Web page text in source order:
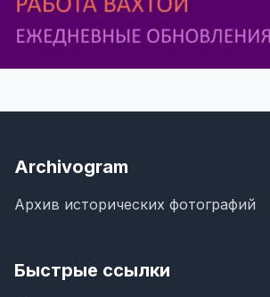
Archivogram
Архив исторических фотографий
Быстрые ссылки